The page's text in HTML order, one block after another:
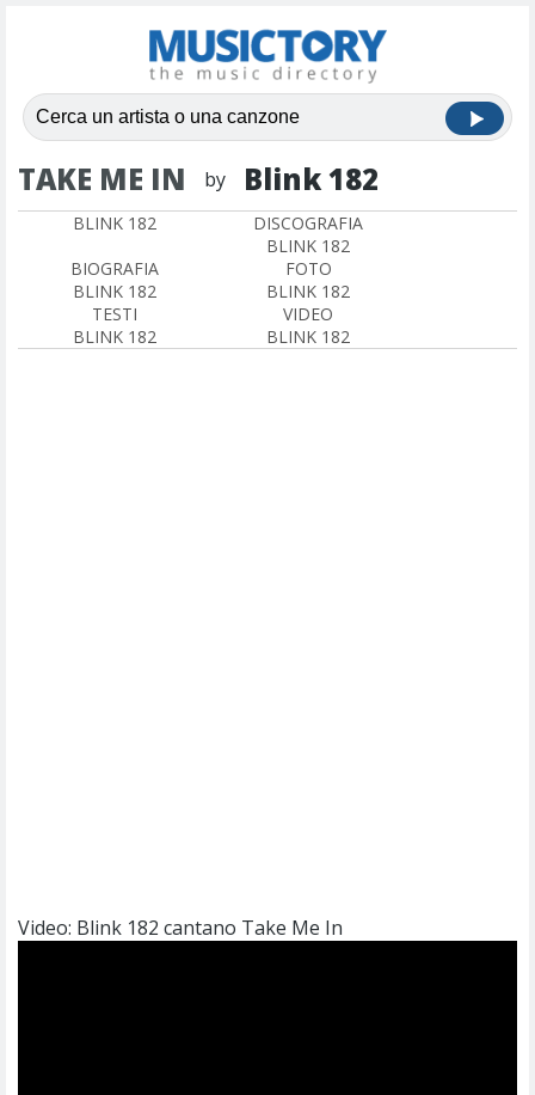
TAKE ME IN by Blink 182
BLINK 182
DISCOGRAFIA
BLINK 182
BIOGRAFIA
BLINK 182
FOTO
BLINK 182
TESTI
BLINK 182
VIDEO
BLINK 182
Video: Blink 182 cantano Take Me In